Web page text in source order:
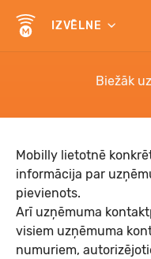
IZVĒLNE
Biežāk
Mobilly lietotnē
informācija par
pievienots.
Arī uzņēmuma
visiem uzņēmuma
numuriem,